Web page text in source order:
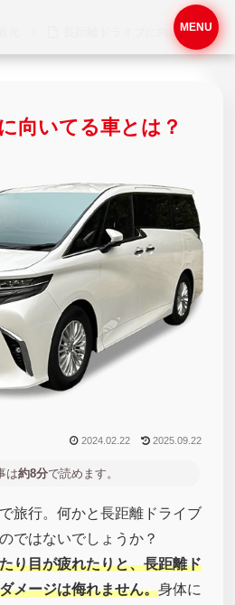
光
長距離ドライブに向いてる車
向いてる車とは？
2024.02.22 2025.09.22
は約8分で読めます。
旅行。何かと長距離ドライブ
ではないでしょうか？
り目が疲れたりと、長距離ド
メージは侮れません。身体に
MENU